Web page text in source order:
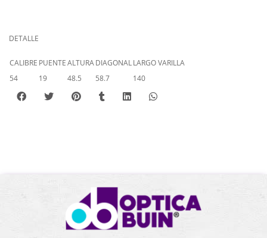
DETALLE
CALIBRE PUENTEALTURADIAGONALLARGO VARILLA
54
19 48.5 58.7 140